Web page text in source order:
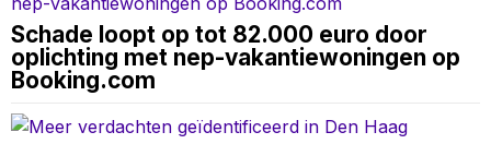
Schade loopt op tot 82.000 euro door
oplichting met nep-vakantiewoningen op
Booking.com